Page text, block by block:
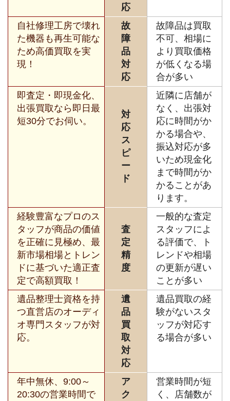
応
自社修理工房で壊れ
た機器も再生可能な
ため高価買取を実
現！
故
障
品
対
応
故障品は買取
不可、相場に
より買取価格
が低くなる場
合が多い
即査定・即現金化、
出張買取なら即日最
短30分でお伺い。
対
応
ス
ピ
ー
ド
近隣に店舗が
なく、出張対
応に時間がか
かる場合や、
振込対応が多
いため現金化
まで時間がか
かることがあ
ります。
経験豊富なプロのス
タッフが商品の価値
を正確に見極め、最
新市場相場とトレン
ドに基づいた適正査
定で高額買取！
査
定
精
度
一般的な査定
スタッフによ
る評価で、ト
レンドや相場
の更新が遅い
ことが多い
遺品整理士資格を持
つ直営店のオーディ
オ専門スタッフが対
応。
遺
品
買
取
対
応
遺品買取の経
験がないスタ
ッフが対応す
る場合が多い
年中無休、9:00～
20:30の営業時間で
ア
ク
営業時間が短
く、店舗数が